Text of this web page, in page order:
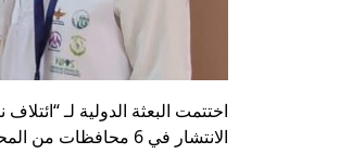
الانتشار في 6 محافظات من المحافظات التي تجري فيها انتخابات المرحلة الأولى.